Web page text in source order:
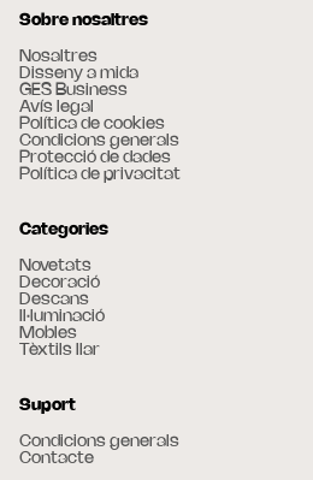
Sobre nosaltres
Nosaltres
Disseny a mida
GES Business
Avís legal
Política de cookies
Condicions generals
Protecció de dades
Política de privacitat
Categories
Novetats
Decoració
Descans
Il·luminació
Mobles
Tèxtils llar
Suport
Condicions generals
Contacte